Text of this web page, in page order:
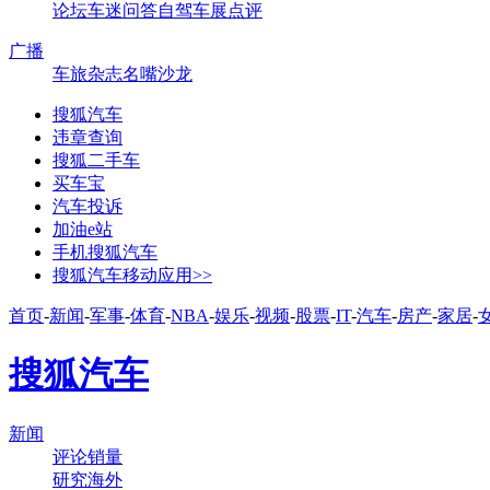
论坛车迷问答自驾车展点评
广播
车旅杂志名嘴沙龙
搜狐汽车
违章查询
搜狐二手车
买车宝
汽车投诉
加油e站
手机搜狐汽车
搜狐汽车移动应用>>
首页-新闻-军事-体育-NBA-娱乐-视频-股票-IT-汽车-房产-家居-
搜狐汽车
新闻
评论销量
研究海外